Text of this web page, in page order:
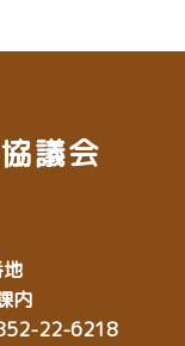
議会
内
22-6218